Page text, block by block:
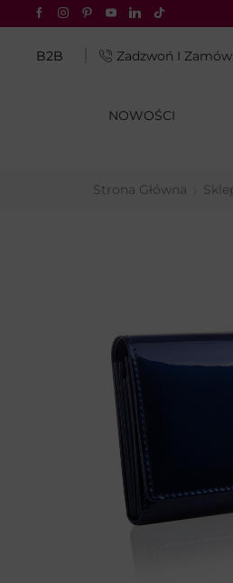
za 4,99 zł tylko z InPost Pay
B2B Zadzwoń I
NOWOŚCI
Strona Główna